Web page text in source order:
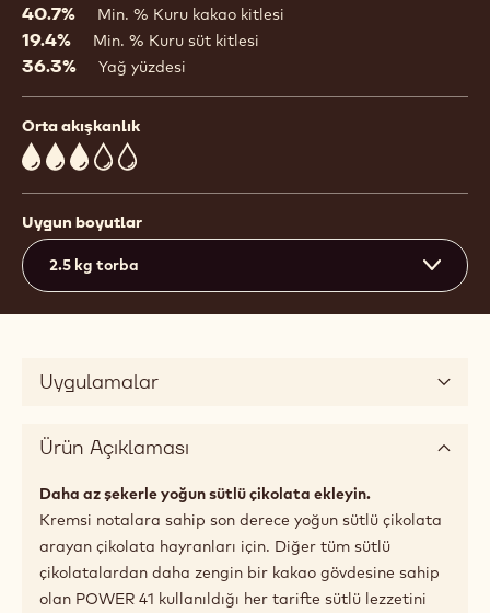
window)
40.7% Min. % Kuru kakao kitlesi
19.4% Min. % Kuru süt kitlesi
36.3% Yağ yüzdesi
Orta akışkanlık
3
Uygun boyutlar
2.5 kg torba
Uygulamalar
Ürün Açıklaması
Daha az şekerle yoğun sütlü çikolata ekleyin.
Kremsi notalara sahip son derece yoğun sütlü çikolata
arayan çikolata hayranları için. Diğer tüm sütlü
çikolatalardan daha zengin bir kakao gövdesine sahip
olan POWER 41 kullanıldığı her tarifte sütlü lezzetini